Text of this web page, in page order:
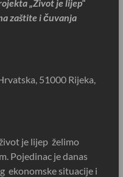
„Život je lijep“
zaštite i čuvanja
51000 Rijeka,
je lijep želimo
Pojedinac je danas
ekonomske situacije i